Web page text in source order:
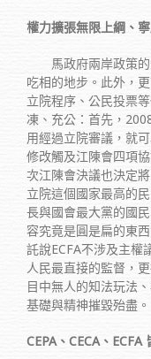
權力擴張無限上綱、
馬政府兩岸政策的
吃相的地步。此外，
立院程序、公民投票
凍、充公：首先，
用經過立院審議，就
修改觸及江陳會四項
次江陳會決議也決定
立院這個國家最高的
長與國會最大黨的國
容究竟是圓是扁的東
託說ECFA不涉及主權
人民最直接的監督，
目中無人的知法玩法
基礎與精神摧毀殆盡。
CEPA、CECA、